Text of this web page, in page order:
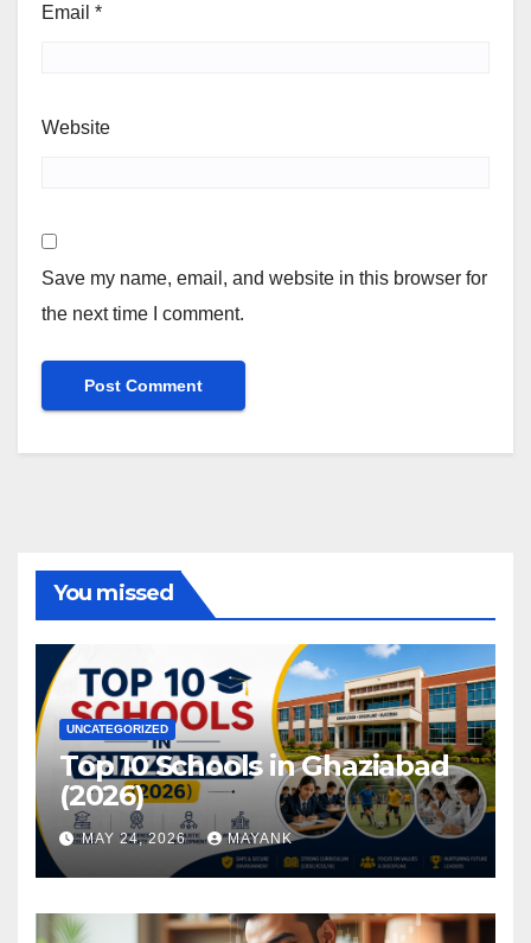
Email *
Website
Save my name, email, and website in this browser for
the next time I comment.
You missed
UNCATEGORIZED
Top 10 Schools in Ghaziabad
(2026)
MAY 24, 2026 MAYANK